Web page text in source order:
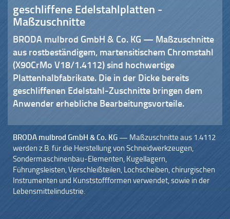
geschliffene Edelstahlplatten -
Maßzuschnitte
BRODA mulbrod GmbH & Co. KG — Maßzuschnitte
aus rostbeständigem, martensitischem Chromstahl
(X90CrMo V18/1.4112) sind hochwertige
Plattenhalbfabrikate. Die in der Dicke bereits
geschliffenen Edelstahl-Zuschnitte bringen dem
Anwender erhebliche Bearbeitungsvorteile.
BRODA mulbrod GmbH & Co. KG — Maßzuschnitte aus 1.4112
werden z.B. für die Herstellung von Schneidwerkzeugen,
Sondermaschinenbau-Elementen, Kugellagern,
Führungsleisten, Verschleißteilen, Lochscheiben, chirurgischen
Instrumenten und Kunststoffformen verwendet, sowie in der
Lebensmittelindustrie.